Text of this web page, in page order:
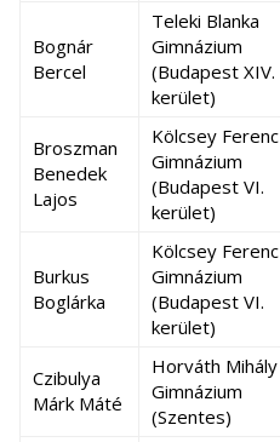
Bognár
Bercel
Teleki Blanka
Gimnázium
(Budapest XIV.
kerület)
Broszman
Benedek
Lajos
Kölcsey Ferenc
Gimnázium
(Budapest VI.
kerület)
Burkus
Boglárka
Kölcsey Ferenc
Gimnázium
(Budapest VI.
kerület)
Czibulya
Márk Máté
Horváth Mihály
Gimnázium
(Szentes)